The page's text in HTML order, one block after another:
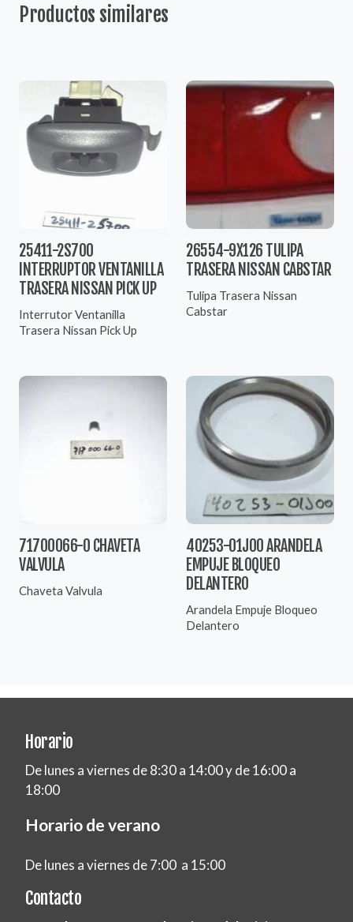
Productos similares
25411-2S700
INTERRUPTOR VENTANILLA
TRASERA NISSAN PICK UP
Interrutor Ventanilla
Trasera Nissan Pick Up
26554-9X126 TULIPA
TRASERA NISSAN CABSTAR
Tulipa Trasera Nissan
Cabstar
71700066-0 CHAVETA
VALVULA
Chaveta Valvula
40253-01J00 ARANDELA
EMPUJE BLOQUEO
DELANTERO
Arandela Empuje Bloqueo
Delantero
Horario
De lunes a viernes de 8:30 a 14:00 y de 16:00 a
18:00
Horario de verano
De lunes a viernes de 7:00 a 15:00
Contacto